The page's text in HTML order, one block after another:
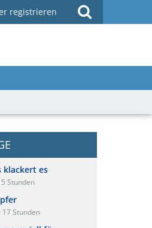
registrieren
klackert es
Stunden
17 Stunden